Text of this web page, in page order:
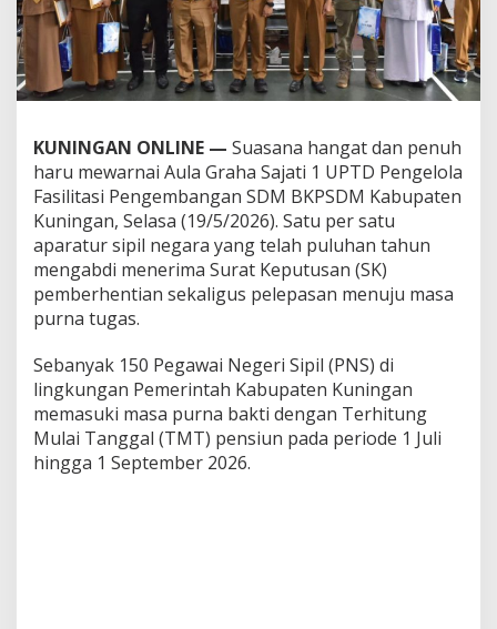
KUNINGAN ONLINE — Suasana hangat dan penuh
haru mewarnai Aula Graha Sajati 1 UPTD Pengelola
Fasilitasi Pengembangan SDM BKPSDM Kabupaten
Kuningan, Selasa (19/5/2026). Satu per satu
aparatur sipil negara yang telah puluhan tahun
mengabdi menerima Surat Keputusan (SK)
pemberhentian sekaligus pelepasan menuju masa
purna tugas.
Sebanyak 150 Pegawai Negeri Sipil (PNS) di
lingkungan Pemerintah Kabupaten Kuningan
memasuki masa purna bakti dengan Terhitung
Mulai Tanggal (TMT) pensiun pada periode 1 Juli
hingga 1 September 2026.